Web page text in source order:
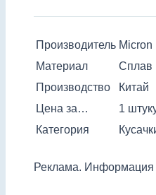
Производитель Micron
Материал
Сплав
Производство
Китай
Цена за…
1
Категория
Реклама. Информация